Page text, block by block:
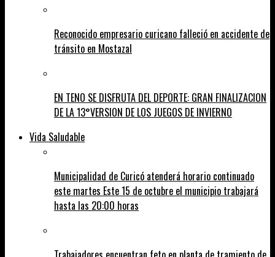
Reconocido empresario curicano falleció en accidente de
tránsito en Mostazal
EN TENO SE DISFRUTA DEL DEPORTE: GRAN FINALIZACION
DE LA 13°VERSION DE LOS JUEGOS DE INVIERNO
Vida Saludable
Municipalidad de Curicó atenderá horario continuado
este martes Este 15 de octubre el municipio trabajará
hasta las 20:00 horas